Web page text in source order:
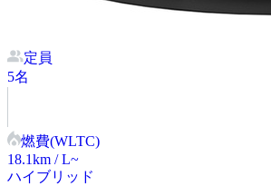
定員
5名
燃費(WLTC)
18.1km / L~
ハイブリッド